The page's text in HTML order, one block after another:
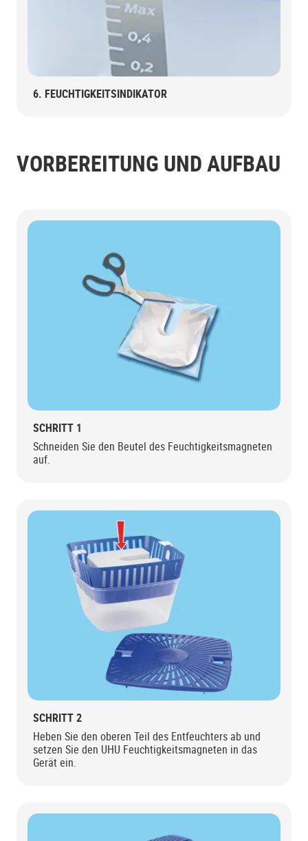
6. FEUCHTIGKEITSINDIKATOR
VORBEREITUNG UND AUFBAU
SCHRITT 1
Schneiden Sie den Beutel des Feuchtigkeitsmagneten
auf.
SCHRITT 2
Heben Sie den oberen Teil des Entfeuchters ab und
setzen Sie den UHU Feuchtigkeitsmagneten in das
Gerät ein.